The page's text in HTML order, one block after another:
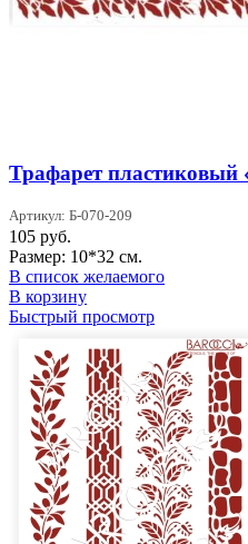
Трафарет пластиковый
Артикул: Б-070-209
105 руб.
Размер: 10*32 см.
В список желаемого
В корзину
Быстрый просмотр